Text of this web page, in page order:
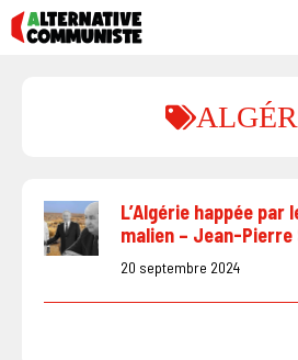
Aller
au
L’Algérie happée
malien – Jean-Pierre
20 septembre 2024